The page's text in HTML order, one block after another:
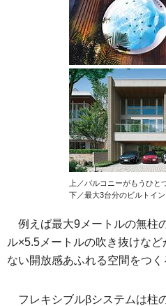
上／バルコニーがもうひと
下／最大3台分のビルトイン
例えば最大9メートルの無柱
ル×5.5メートルの吹き抜けな
ない開放感あふれる空間をつく
フレキシブルβシステムは柱